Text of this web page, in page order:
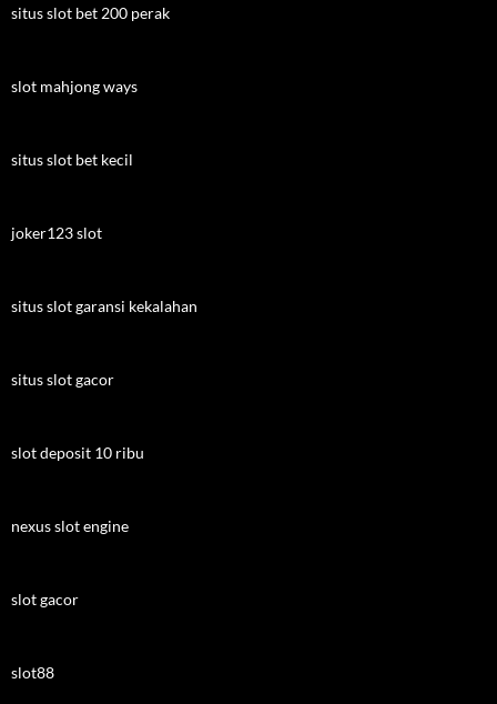
situs slot bet 200 perak
slot mahjong ways
situs slot bet kecil
joker123 slot
situs slot garansi kekalahan
situs slot gacor
slot deposit 10 ribu
nexus slot engine
slot gacor
slot88